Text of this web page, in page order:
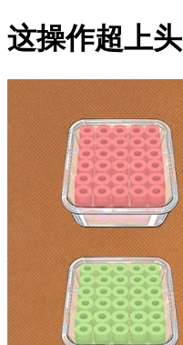
这操作超上头